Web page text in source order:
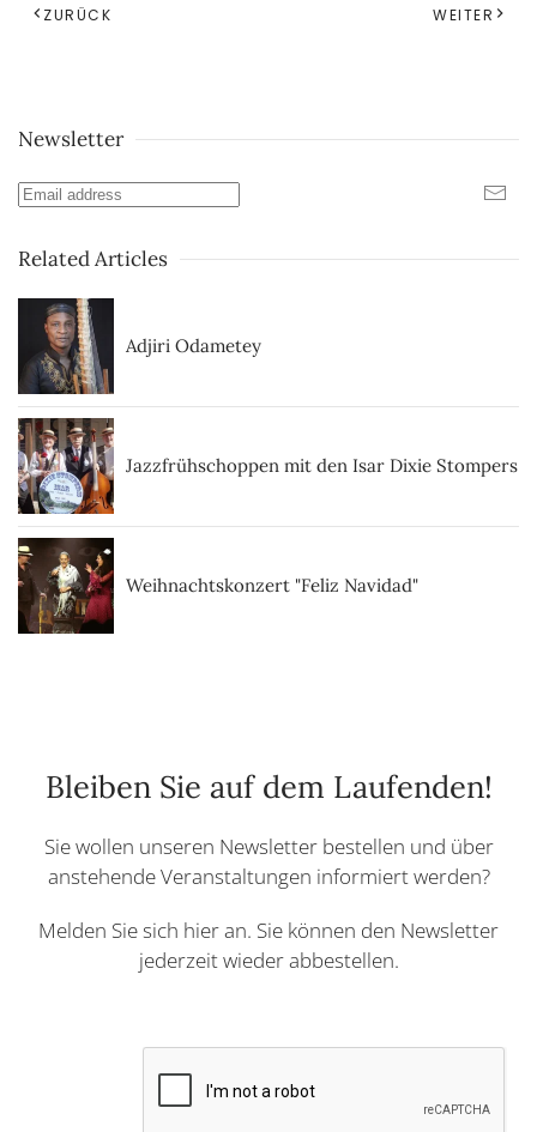
ZURÜCK WEITER
Newsletter
Related Articles
Adjiri Odametey
Jazzfrühschoppen mit den Isar Dixie Stompers
Weihnachtskonzert "Feliz Navidad"
Bleiben Sie auf dem Laufenden!
Sie wollen unseren Newsletter bestellen und über
anstehende Veranstaltungen informiert werden?
Melden Sie sich hier an. Sie können den Newsletter
jederzeit wieder abbestellen.